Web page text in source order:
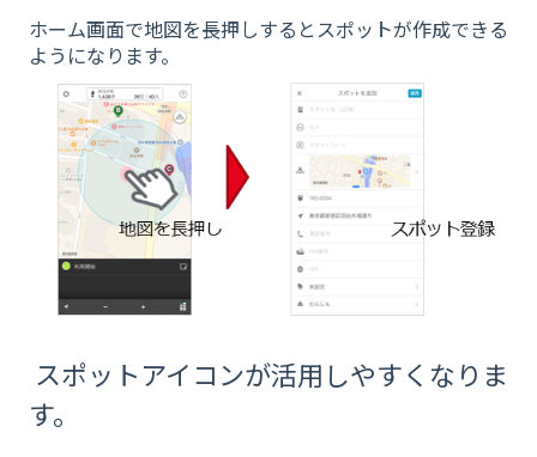
ホーム画面で地図を長押しするとスポットが作成できる
ようになります。
スポットアイコンが活用しやすくなりま
す。